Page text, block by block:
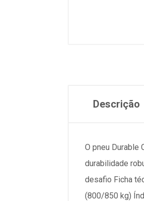
Descrição
O pneu Durable
durabilidade
desafio Ficha
(800/850 kg)